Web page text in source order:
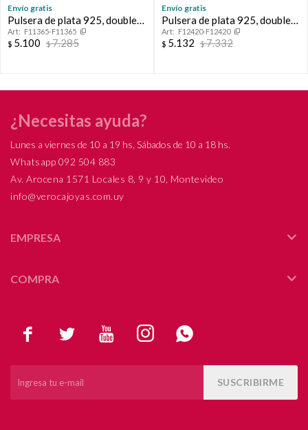
Envío gratis
Pulsera de plata 925, double
en oro 18 ktes y nácar,
VIRGEN NIÑA.
F11365-F11365
$ 5.100 $7.285
Envío gratis
Pulsera de plata 925, double
en oro 18 ktes y nácar,
VIRGEN NIÑA.
F12420-F12420
$ 5.132 $7.332
    
SUSCRIBIRME
¿Necesitas ayuda?
Lunes a viernes de 10 a 19 hs, Sábados de 10 a 18 hs.
Whatsapp 092 504 883
Av. Arocena 1571 Locales 8, 9 y 10, Montevideo
info@verocajoyas.com.uy
EMPRESA
COMPRA
Continuar